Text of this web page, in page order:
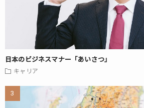
日本のビジネスマナー「あいさつ」
キャリア